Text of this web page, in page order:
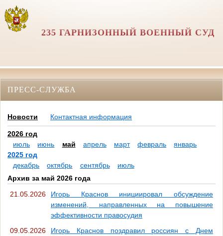
235 ГАРНИЗОННЫЙ ВОЕННЫЙ СУД
ПРЕСС-СЛУЖБА
Новости Контактная информация
2026 год
июль
июнь май апрель март февраль
январь
2025 год
декабрь
октябрь сентябрь
июль
Архив за май 2026 года
21.05.2026
Игорь Краснов инициировал обсуждение
изменений, направленных на повышение
эффективности правосудия
09.05.2026
Игорь Краснов поздравил россиян с Днем